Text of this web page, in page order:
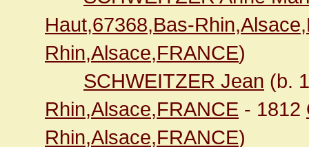
Haut,67368,Bas-
Rhin,Alsace,FRANCE)
SCHWEITZER Jean (b.
Rhin,Alsace,FRANCE - 1812
Rhin,Alsace,FRANCE)